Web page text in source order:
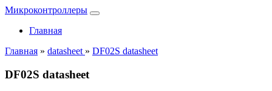
Микроконтроллеры
Главная
Главная » datasheet » DF02S datasheet
DF02S datasheet